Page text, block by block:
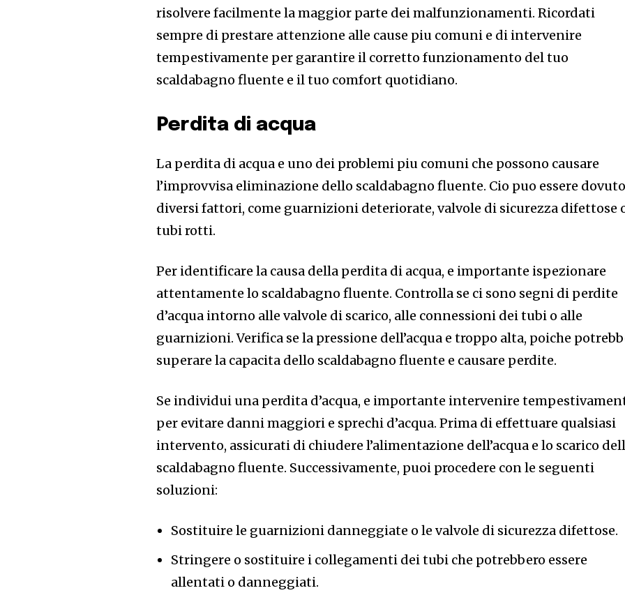
risolvere facilmente la maggior parte dei malfunzionamenti. Ricordati
sempre di prestare attenzione alle cause piu comuni e di intervenire
tempestivamente per garantire il corretto funzionamento del tuo
scaldabagno fluente e il tuo comfort quotidiano.
Perdita di acqua
La perdita di acqua e uno dei problemi piu comuni che possono causare
l’improvvisa eliminazione dello scaldabagno fluente. Cio puo essere
diversi fattori, come guarnizioni deteriorate, valvole di sicurezza difettose
tubi rotti.
Per identificare la causa della perdita di acqua, e importante ispezionare
attentamente lo scaldabagno fluente. Controlla se ci sono segni di perdite
d’acqua intorno alle valvole di scarico, alle connessioni dei tubi o alle
guarnizioni. Verifica se la pressione dell’acqua e troppo alta, poiche
superare la capacita dello scaldabagno fluente e causare perdite.
Se individui una perdita d’acqua, e importante intervenire
per evitare danni maggiori e sprechi d’acqua. Prima di effettuare qualsiasi
intervento, assicurati di chiudere l’alimentazione dell’acqua e lo scarico
scaldabagno fluente. Successivamente, puoi procedere con le seguenti
soluzioni:
Sostituire le guarnizioni danneggiate o le valvole di sicurezza difettose.
Stringere o sostituire i collegamenti dei tubi che potrebbero essere
allentati o danneggiati.